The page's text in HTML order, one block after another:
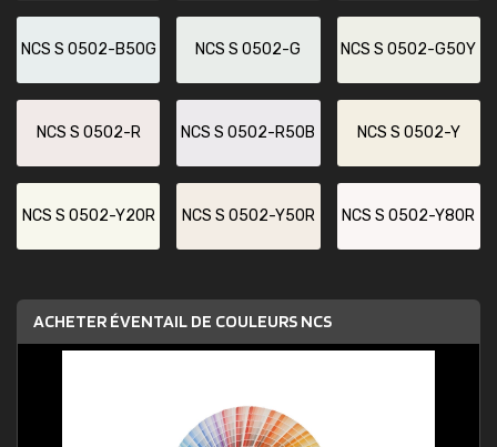
NCS S 0502-B50G NCS S 0502-G NCS S 0502-G50Y
NCS S 0502-R NCS S 0502-R50B NCS S 0502-Y
NCS S 0502-Y20R NCS S 0502-Y50R NCS S 0502-Y80R
ACHETER ÉVENTAIL DE COULEURS NCS